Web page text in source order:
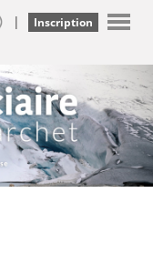
| Inscription